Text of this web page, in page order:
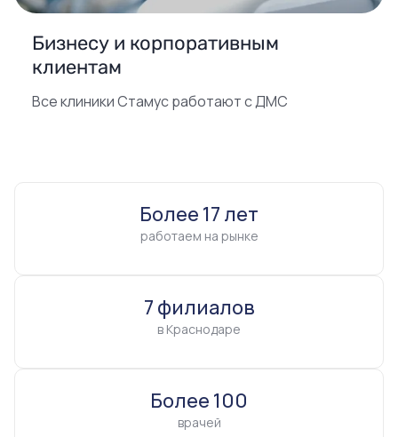
Бизнесу и корпоративным
клиентам
Все клиники Стамус работают с ДМС
Более 17 лет
работаем на рынке
7 филиалов
в Краснодаре
Более 100
врачей